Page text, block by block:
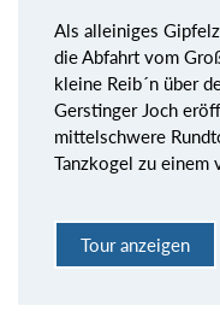
Als alleiniges
die Abfahrt vom
kleine Reib´n über
Gerstinger Joch
mittelschwere
Tanzkogel zu einem
Tour anzeigen